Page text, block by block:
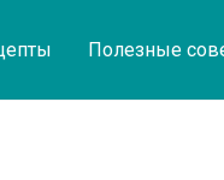
Полезные